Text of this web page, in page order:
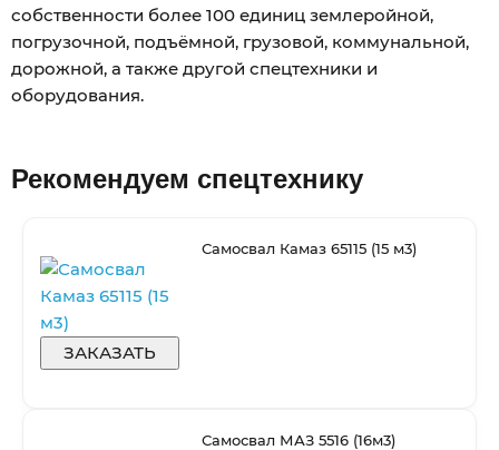
собственности более 100 единиц землеройной,
погрузочной, подъёмной, грузовой, коммунальной,
дорожной, а также другой спецтехники и
оборудования.
Рекомендуем спецтехнику
ЗАКАЗАТЬ
Самосвал Камаз 65115 (15 м3)
Самосвал МАЗ 5516 (16м3)